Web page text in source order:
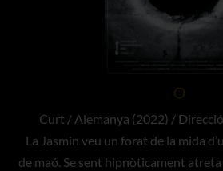
O
Curt / Alemanya (2022) /
La Jasmin veu un forat de la mida
de maó. Se sent hipnòticament